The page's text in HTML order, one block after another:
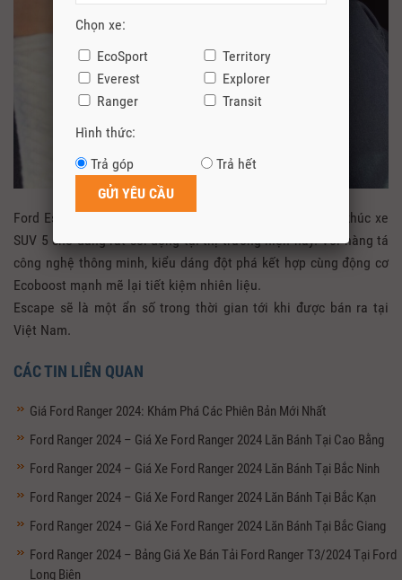
Ford Escape hứa hẹn sẽ thổi một làn gió mới vào phân khúc xe
SUV 5 chỗ đang rất sôi động tại thị trường hiện nay. Với hàng tá
công nghệ thông minh, kiểu dáng đột phá kết hợp cùng động cơ
Ecoboost mạnh mẽ lại tiết kiệm nhiên liệu.
Escape sẽ là một ẩn số trong thời gian tới khi được bán ra tại
Việt Nam.
CÁC TIN LIÊN QUAN
Giá Ford Ranger 2024: Khám Phá Các Phiên Bản Mới Nhất
Ford Ranger 2024 – Giá Xe Ford Ranger 2024 Lăn Bánh Tại Cao Bằng
Ford Ranger 2024 – Giá Xe Ford Ranger 2024 Lăn Bánh Tại Bắc Ninh
Ford Ranger 2024 – Giá Xe Ford Ranger 2024 Lăn Bánh Tại Bắc Kạn
Ford Ranger 2024 – Giá Xe Ford Ranger 2024 Lăn Bánh Tại Bắc Giang
Ford Ranger 2024 – Bảng Giá Xe Bán Tải Ford Ranger T3/2024 Tại Ford
Long Biên
Chọn xe:
EcoSport
Territory
Everest
Explorer
Ranger
Transit
Hình thức:
Trả góp
Trả hết